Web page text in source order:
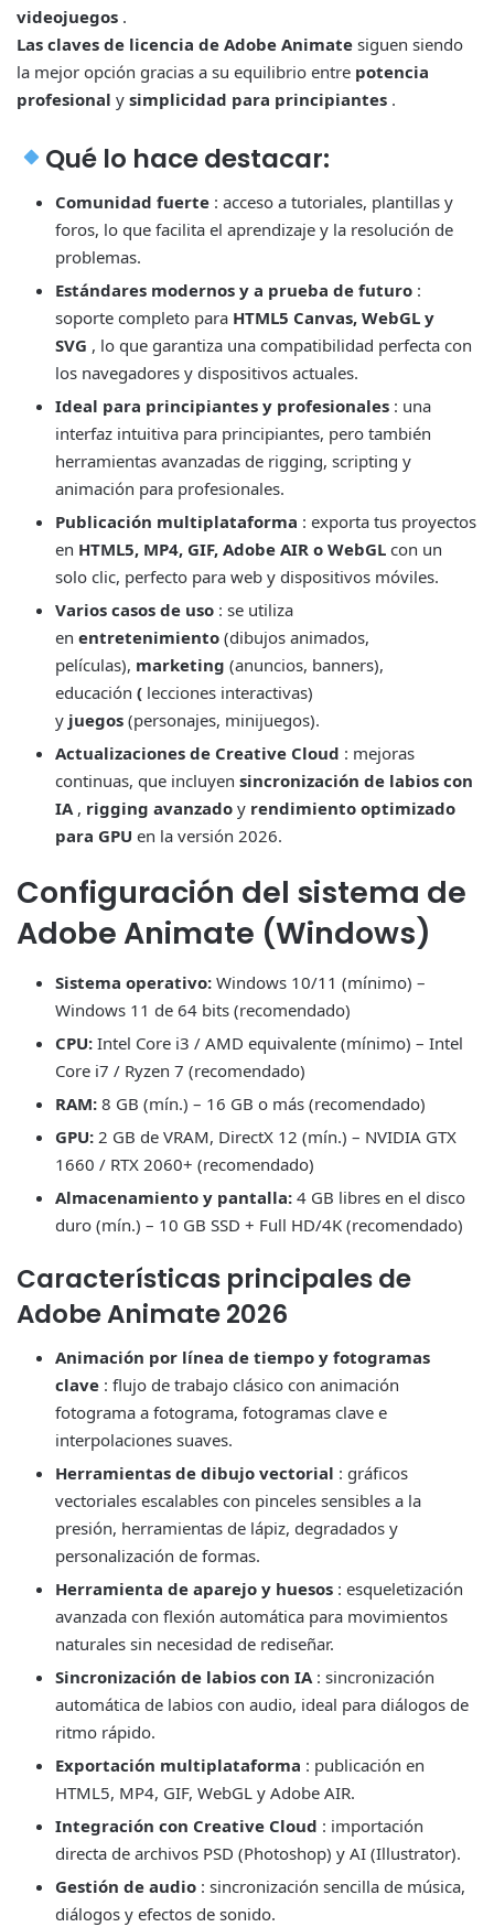
videojuegos .
Las claves de licencia de Adobe Animate siguen siendo
la mejor opción gracias a su equilibrio entre potencia
profesional y simplicidad para principiantes .
Qué lo hace destacar:
Comunidad fuerte : acceso a tutoriales, plantillas y
foros, lo que facilita el aprendizaje y la resolución de
problemas.
Estándares modernos y a prueba de futuro :
soporte completo para HTML5 Canvas, WebGL y
SVG , lo que garantiza una compatibilidad perfecta con
los navegadores y dispositivos actuales.
Ideal para principiantes y profesionales : una
interfaz intuitiva para principiantes, pero también
herramientas avanzadas de rigging, scripting y
animación para profesionales.
Publicación multiplataforma : exporta tus proyectos
en HTML5, MP4, GIF, Adobe AIR o WebGL con un
solo clic, perfecto para web y dispositivos móviles.
Varios casos de uso : se utiliza
en entretenimiento (dibujos animados,
películas), marketing (anuncios, banners),
educación ( lecciones interactivas)
y juegos (personajes, minijuegos).
Actualizaciones de Creative Cloud : mejoras
continuas, que incluyen sincronización de labios con
IA, rigging avanzado y rendimiento optimizado
para GPU en la versión 2026.
Configuración del sistema de
Adobe Animate (Windows)
Sistema operativo: Windows 10/11 (mínimo) –
Windows 11 de 64 bits (recomendado)
CPU: Intel Core i3 / AMD equivalente (mínimo) – Intel
Core i7 / Ryzen 7 (recomendado)
RAM: 8 GB (mín.) – 16 GB o más (recomendado)
GPU: 2 GB de VRAM, DirectX 12 (mín.) – NVIDIA GTX
1660 / RTX 2060+ (recomendado)
Almacenamiento y pantalla: 4 GB libres en el disco
duro (mín.) – 10 GB SSD + Full HD/4K (recomendado)
Características principales de
Adobe Animate 2026
Animación por línea de tiempo y fotogramas
clave : flujo de trabajo clásico con animación
fotograma a fotograma, fotogramas clave e
interpolaciones suaves.
Herramientas de dibujo vectorial : gráficos
vectoriales escalables con pinceles sensibles a la
presión, herramientas de lápiz, degradados y
personalización de formas.
Herramienta de aparejo y huesos : esqueletización
avanzada con flexión automática para movimientos
naturales sin necesidad de rediseñar.
Sincronización de labios con IA: sincronización
automática de labios con audio, ideal para diálogos de
ritmo rápido.
Exportación multiplataforma : publicación en
HTML5, MP4, GIF, WebGL y Adobe AIR.
Integración con Creative Cloud : importación
directa de archivos PSD (Photoshop) y AI (Illustrator).
Gestión de audio : sincronización sencilla de música,
diálogos y efectos de sonido.